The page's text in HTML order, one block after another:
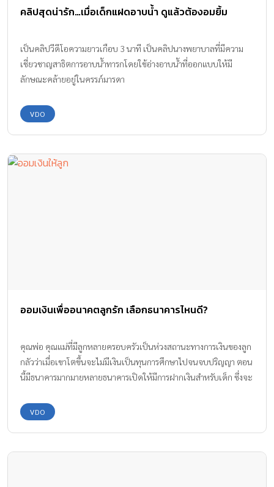
คลิปสุดน่ารัก…เมื่อเด็กแฝดอาบน้ำ ดูแล้วต้องอมยิ้ม
เป็นคลิปวีดีโอความยาวเกือบ 3 นาที เป็นคลิปนางพยาบาลที่มีความ
เชี่ยวชาญสาธิตการอาบน้ำทารกโดยใช้อ่างอาบน้ำที่ออกแบบให้มี
ลักษณะคล้ายอยู่ในครรภ์มารดา
VDO
ออมเงินเพื่ออนาคตลูกรัก เลือกธนาคารไหนดี?
คุณพ่อ คุณแม่ที่มีลูกหลายครอบครัวเป็นห่วงสถานะทางการเงินของลูก
กลัวว่าเมื่อเขาโตขึ้นจะไม่มีเงินเป็นทุนการศึกษาไปจนจบปริญญา ตอน
นี้มีธนาคารมากมายหลายธนาคารเปิดให้มีการฝากเงินสำหรับเด็ก ซึ่งจะ
VDO